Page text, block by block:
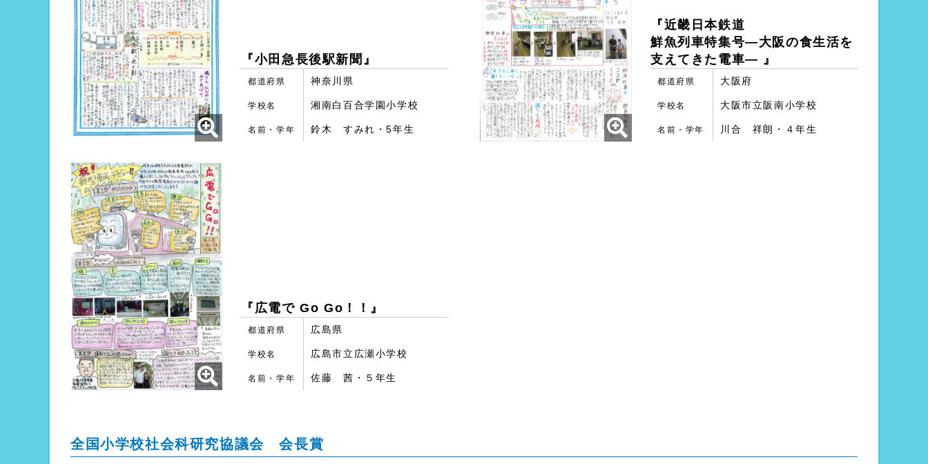
『小田急長後駅新聞』
都道府県 神奈川県
学校名 湘南白百合学園小学校
名前・学年 鈴木 すみれ・5年生
『近畿日本鉄道
鮮魚列車特集号―大阪の食生活を
支えてきた電車― 』
都道府県 大阪府
学校名 大阪市立阪南小学校
名前・学年 川合 祥朗・４年生
『広電で Go Go！！』
都道府県 広島県
学校名 広島市立広瀬小学校
名前・学年 佐藤 茜・５年生
全国小学校社会科研究協議会 会長賞